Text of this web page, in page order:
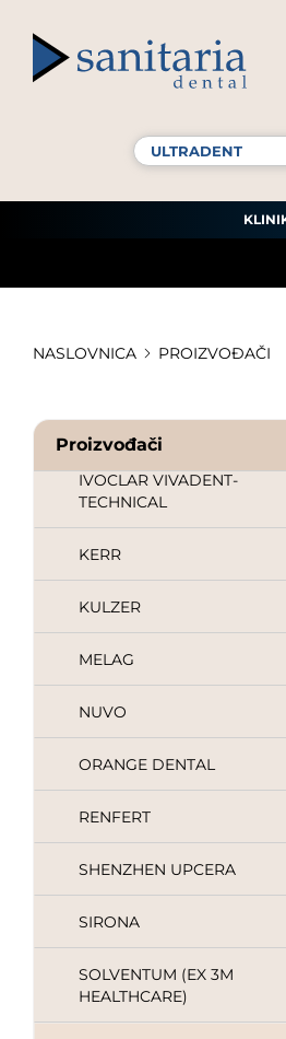
NASLOVNICA PROIZVOĐAČI
Proizvođači
DURR DENTAL
EURONDA
IVOCLAR VIVADENT-
TECHNICAL
KERR
KULZER
MELAG
NUVO
ORANGE DENTAL
RENFERT
SHENZHEN UPCERA
SIRONA
SOLVENTUM (EX 3M
HEALTHCARE)